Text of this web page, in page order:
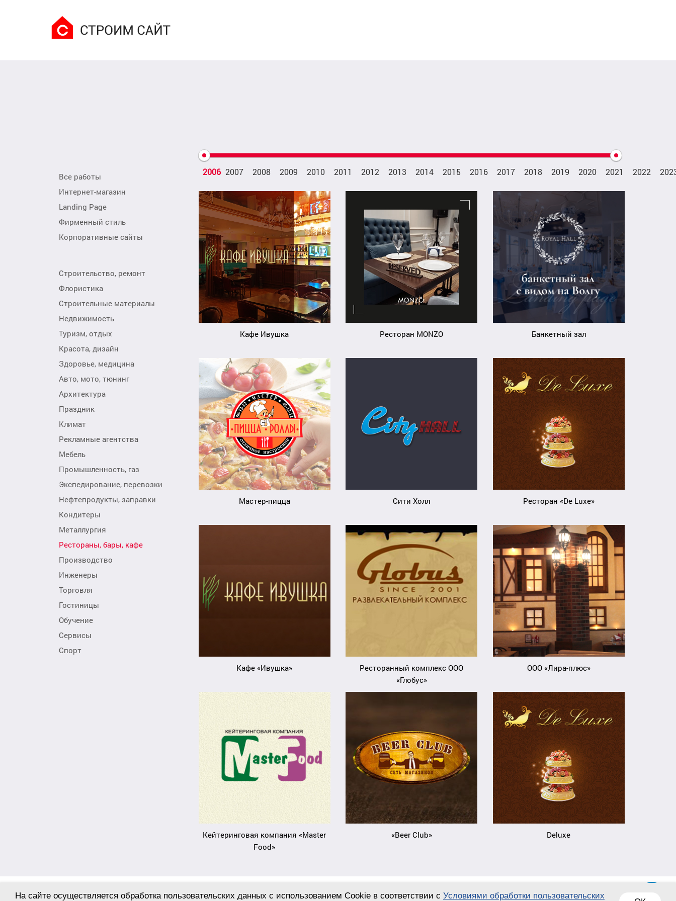
Все работы
Интернет-магазин
Landing Page
Фирменный стиль
Корпоративные сайты
Строительство, ремонт
Флористика
Строительные материалы
Недвижимость
Туризм, отдых
Красота, дизайн
Здоровье, медицина
Авто, мото, тюнинг
Архитектура
Праздник
Климат
Рекламные агентства
Мебель
Промышленность, газ
Экспедирование, перевозки
Нефтепродукты, заправки
Кондитеры
Металлургия
Рестораны, бары, кафе
Производство
Инженеры
Торговля
Гостиницы
Обучение
Сервисы
Спорт
2006 2007 2008 2009 2010 2011 2012 2013 2014 2015 2016 2017 2018 2019 2020 2021 2022
Кафе Ивушка Ресторан MONZO Банкетный зал
Мастер-пицца Сити Холл Ресторан «De Luxe»
Кафе «Ивушка»
Ресторанный комплекс ООО
«Глобус»
ООО «Лира-плюс»
Кейтеринговая компания «Master
Food»
«Beer Club» Deluxe
На сайте осуществляется обработка пользовательских данных с использованием Cookie в соответствии с Условиями обработки пользовательских